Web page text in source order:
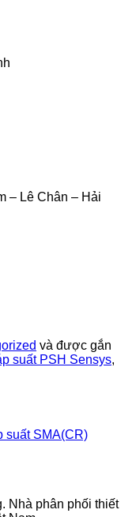
– Lê Chân – Hải
và được gắn
suất PSH Sensys,
suất SMA(CR)
Nhà phân phối thiết